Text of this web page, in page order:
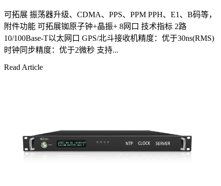
可拓展 振荡器升级、CDMA、PPS、PPM PPH、E1、B码等，
附件功能 可拓展铷原子钟+晶振+ 8网口 技术指标 2路
10/100Base-T以太网口 GPS/北斗接收机精度：优于30ns(RMS)
时钟同步精度：优于2微秒 支持...
Read Article